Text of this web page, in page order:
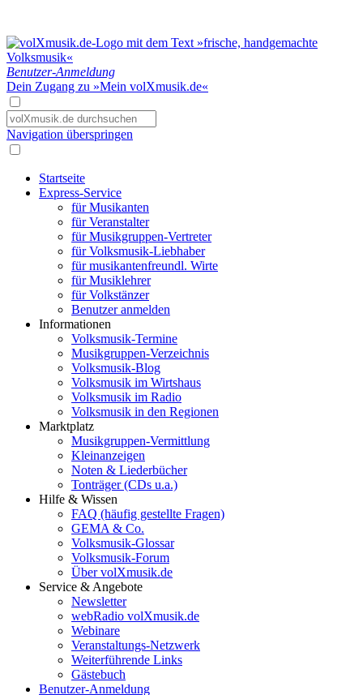
Benutzer-Anmeldung
Dein Zugang zu »Mein volXmusik.de«
Navigation überspringen
Startseite
Express-Service
für Musikanten
für Veranstalter
für Musikgruppen-Vertreter
für Volksmusik-Liebhaber
für musikantenfreundl. Wirte
für Musiklehrer
für Volkstänzer
Benutzer anmelden
Informationen
Volksmusik-Termine
Musikgruppen-Verzeichnis
Volksmusik-Blog
Volksmusik im Wirtshaus
Volksmusik im Radio
Volksmusik in den Regionen
Marktplatz
Musikgruppen-Vermittlung
Kleinanzeigen
Noten & Liederbücher
Tonträger (CDs u.a.)
Hilfe & Wissen
FAQ (häufig gestellte Fragen)
GEMA & Co.
Volksmusik-Glossar
Volksmusik-Forum
Über volXmusik.de
Service & Angebote
Newsletter
webRadio volXmusik.de
Webinare
Veranstaltungs-Netzwerk
Weiterführende Links
Gästebuch
Benutzer-Anmeldung